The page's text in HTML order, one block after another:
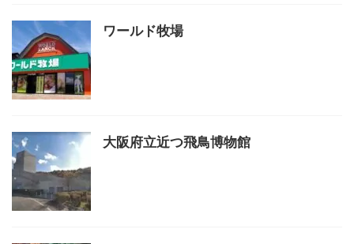
ワールド牧場
大阪府立近つ飛鳥博物館